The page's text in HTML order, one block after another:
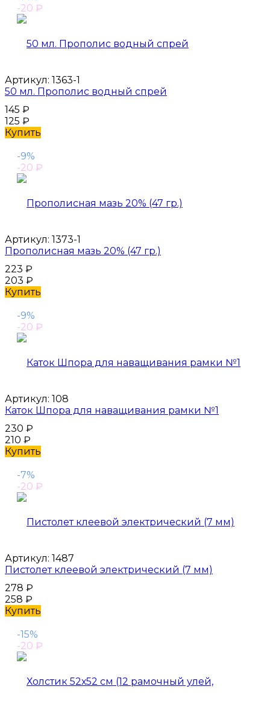
-20 ₽
Артикул: 1363-1
50 мл. Прополис водный спрей
145 ₽
125 ₽
Купить
-9%
-20 ₽
Артикул: 1373-1
Прополисная мазь 20% (47 гр.)
223 ₽
203 ₽
Купить
-9%
-20 ₽
Артикул: 108
Каток Шпора для наващивания рамки №1
230 ₽
210 ₽
Купить
-7%
-20 ₽
Артикул: 1487
Пистолет клеевой электрический (7 мм)
278 ₽
258 ₽
Купить
-15%
-20 ₽